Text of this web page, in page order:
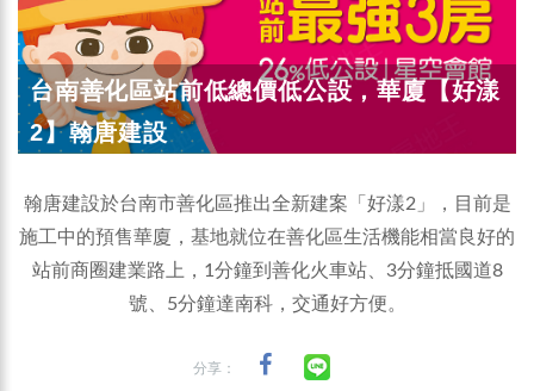
台南善化區站前低總價低公設，華廈【好漾
2】翰唐建設
翰唐建設於台南市善化區推出全新建案「好漾2」，目前是
施工中的預售華廈，基地就位在善化區生活機能相當良好的
站前商圈建業路上，1分鐘到善化火車站、3分鐘抵國道8
號、5分鐘達南科，交通好方便。
分享：